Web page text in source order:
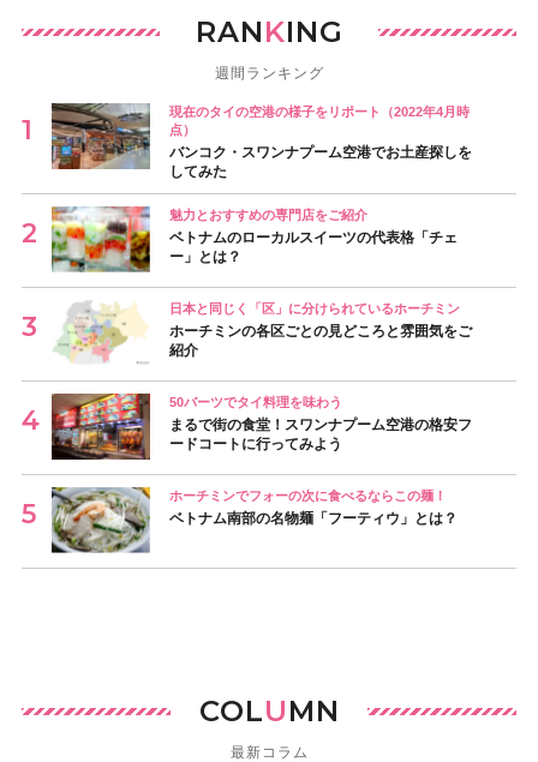
RANKING
週間ランキング
現在のタイの空港の様子をリポート（2022年4月時
点）
バンコク・スワンナプーム空港でお土産探しを
してみた
魅力とおすすめの専門店をご紹介
ベトナムのローカルスイーツの代表格「チェ
ー」とは？
日本と同じく「区」に分けられているホーチミン
ホーチミンの各区ごとの見どころと雰囲気をご
紹介
50バーツでタイ料理を味わう
まるで街の食堂！スワンナプーム空港の格安フ
ードコートに行ってみよう
ホーチミンでフォーの次に食べるならこの麺！
ベトナム南部の名物麺「フーティウ」とは？
COLUMN
最新コラム